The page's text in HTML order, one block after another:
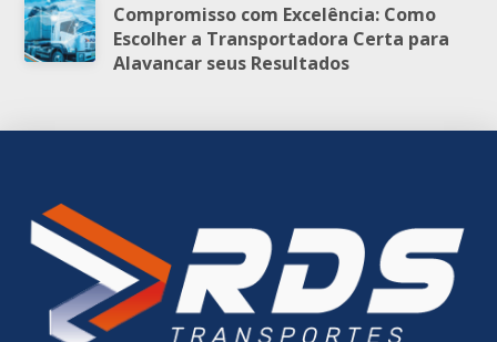
Compromisso com Excelência: Como
Escolher a Transportadora Certa para
Alavancar seus Resultados